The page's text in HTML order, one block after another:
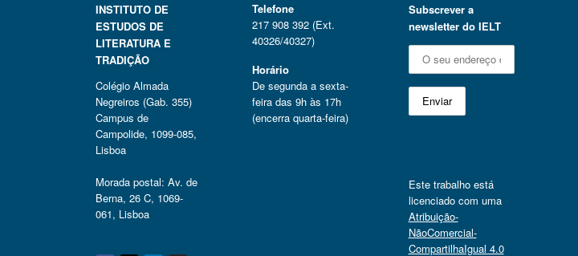
INSTITUTO DE
ESTUDOS DE
LITERATURA E
TRADIÇÃO
Colégio Almada
Negreiros (Gab. 355)
Campus de
Campolide, 1099-085,
Lisboa
Morada postal: Av. de
Berna, 26 C, 1069-
061, Lisboa
Telefone
217 908 392 (Ext.
40326/40327)
Horário
De segunda a sexta-
feira das 9h às 17h
(encerra quarta-feira)
Subscrever a
newsletter do IELT
Este trabalho está
licenciado com uma
Atribuição-
NãoComercial-
CompartilhaIgual 4.0